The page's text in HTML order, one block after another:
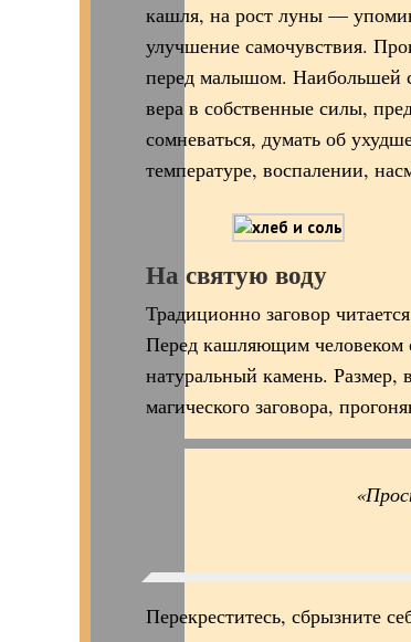
кашля, на рост луны —
улучшение самочувствия.
перед малышом. Наибольшей
вера в собственные силы,
сомневаться, думать об
температуре, воспалении,
На святую воду
Традиционно заговор
Перед кашляющим человеком
натуральный камень. Размер,
магического заговора,
Перекреститесь, сбрызните